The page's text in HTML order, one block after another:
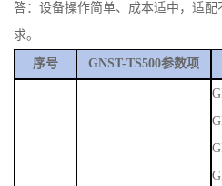
答：设备操作简单、成本适中，适
求。
序号 GNST-TS500参数项